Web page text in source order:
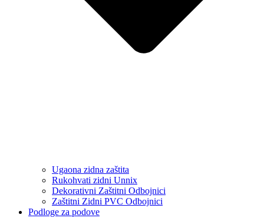
Ugaona zidna zaštita
Rukohvati zidni Unnix
Dekorativni Zaštitni Odbojnici
Zaštitni Zidni PVC Odbojnici
Podloge za podove